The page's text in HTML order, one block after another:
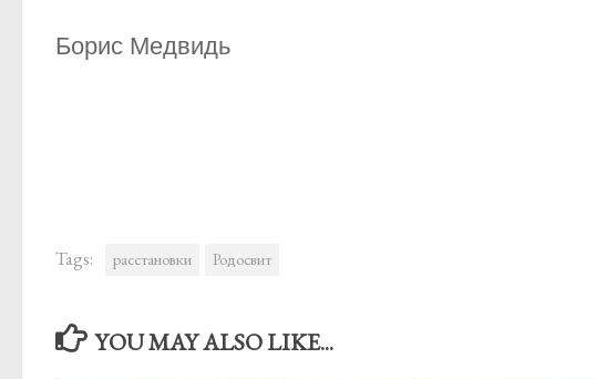
Борис Медвидь
Tags: расстановки Родосвит
YOU MAY ALSO LIKE...